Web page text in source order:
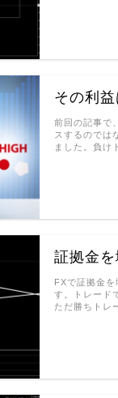
その利
前回の記事で
スするのでは
ました。負け
証拠金
FXで証拠金を
す。トレード
ただ勝ちトレ